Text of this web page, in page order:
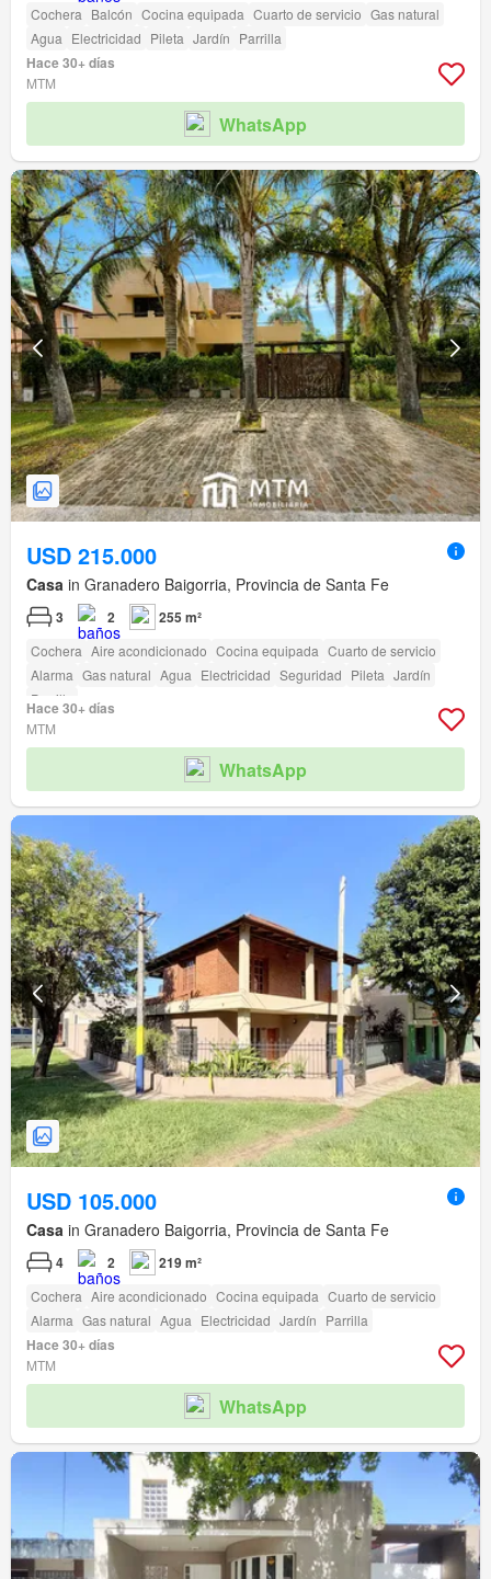
Cochera Balcón Cocina equipada Cuarto de servicio Gas natural
Agua Electricidad Pileta Jardín Parrilla
Hace 30+ días
MTM
WhatsApp
USD 215.000
Casa in Granadero Baigorria, Provincia de Santa Fe
3 2 255 m²
Cochera Aire acondicionado Cocina equipada Cuarto de servicio
Alarma Gas natural Agua Electricidad Seguridad Pileta Jardín
Parrilla
Hace 30+ días
MTM
WhatsApp
USD 105.000
Casa in Granadero Baigorria, Provincia de Santa Fe
4 2 219 m²
Cochera Aire acondicionado Cocina equipada Cuarto de servicio
Alarma Gas natural Agua Electricidad Jardín Parrilla
Hace 30+ días
MTM
WhatsApp